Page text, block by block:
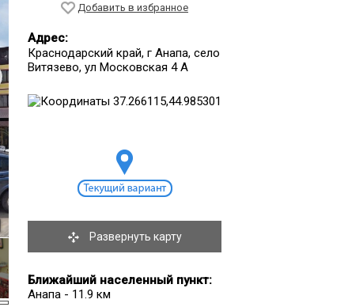
Добавить в избранное
Адрес:
Краснодарский край, г Анапа, село
Витязево, ул Московская 4 А
Развернуть карту
Ближайший населенный пункт:
Анапа - 11.9 км